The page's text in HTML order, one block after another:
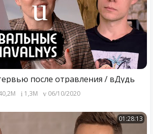
после отравления / вДудь
1,3M 06/10/2020
01:28:13